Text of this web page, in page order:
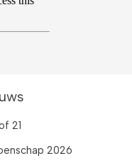
21
2026